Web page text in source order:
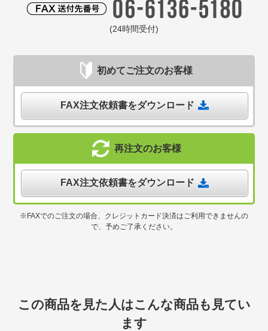
(24時間受付)
初めてご注文のお客様
FAX注文依頼書をダウンロード
再注文のお客様
FAX注文依頼書をダウンロード
※FAXでのご注文の場合、クレジットカード決済はご利用できませんの
で、予めご了承ください。
この商品を見た人はこんな商品も見てい
ます